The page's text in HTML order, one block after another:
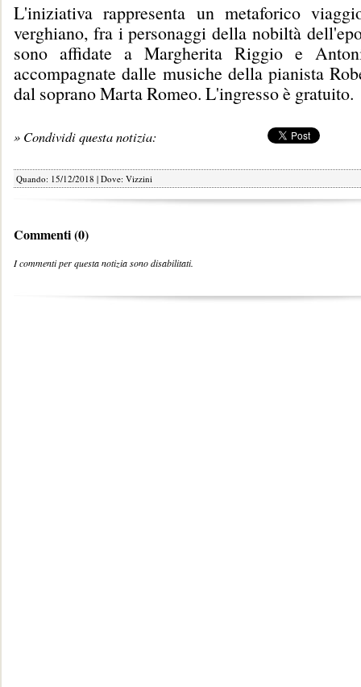
L'iniziativa rappresenta un metaforico
verghiano, fra i personaggi della nobiltà
sono affidate a Margherita Riggio e
accompagnate dalle musiche della pianista
dal soprano Marta Romeo. L'ingresso è gratuito.
» Condividi questa notizia:
Quando: 15/12/2018 | Dove: Vizzini
Commenti (0)
I commenti per questa notizia sono disabilitati.